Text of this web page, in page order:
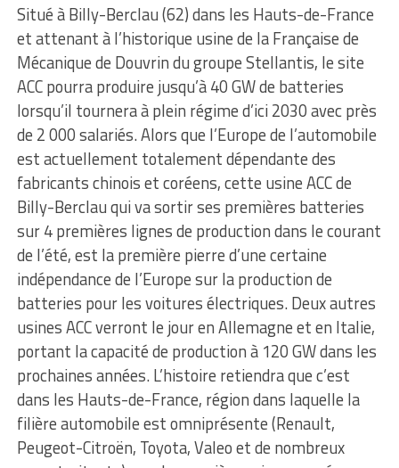
Situé à Billy-Berclau (62) dans les Hauts-de-France
et attenant à l’historique usine de la Française de
Mécanique de Douvrin du groupe Stellantis, le site
ACC pourra produire jusqu’à 40 GW de batteries
lorsqu’il tournera à plein régime d’ici 2030 avec près
de 2 000 salariés. Alors que l’Europe de l’automobile
est actuellement totalement dépendante des
fabricants chinois et coréens, cette usine ACC de
Billy-Berclau qui va sortir ses premières batteries
sur 4 premières lignes de production dans le courant
de l’été, est la première pierre d’une certaine
indépendance de l’Europe sur la production de
batteries pour les voitures électriques. Deux autres
usines ACC verront le jour en Allemagne et en Italie,
portant la capacité de production à 120 GW dans les
prochaines années. L’histoire retiendra que c’est
dans les Hauts-de-France, région dans laquelle la
filière automobile est omniprésente (Renault,
Peugeot-Citroën, Toyota, Valeo et de nombreux